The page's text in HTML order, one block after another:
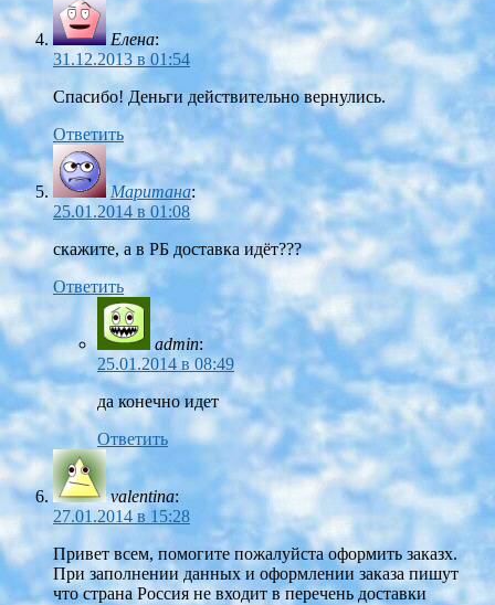
Елена:
31.12.2013 в 01:54
Спасибо! Деньги действительно вернулись.
Ответить
Маритана:
25.01.2014 в 01:08
скажите, а в РБ доставка идёт???
Ответить
admin:
25.01.2014 в 08:49
да конечно идет
Ответить
valentina:
27.01.2014 в 15:28
Привет всем, помогите пожалуйста оформить заказх.
При заполнении данных и оформлении заказа пишут
что страна Россия не входит в перечень доставки